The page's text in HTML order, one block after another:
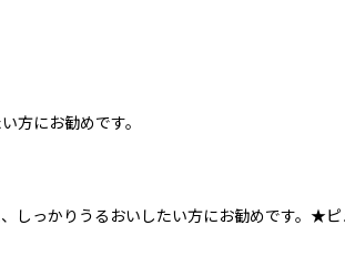
方にお勧めです。
っかりうるおいしたい方にお勧めです。 ★ピ